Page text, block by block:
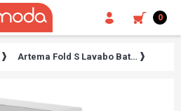
0
Artema Fold S Lavabo Bataryası